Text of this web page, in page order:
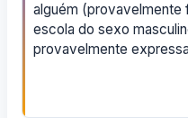
alguém (provavelmente
escola do sexo
provavelmente